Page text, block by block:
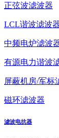
正弦波滤波器
LCL谐波滤波
中频电炉滤波
有源电力谐波
屏蔽机房/军标
磁环滤波器
滤波电抗器